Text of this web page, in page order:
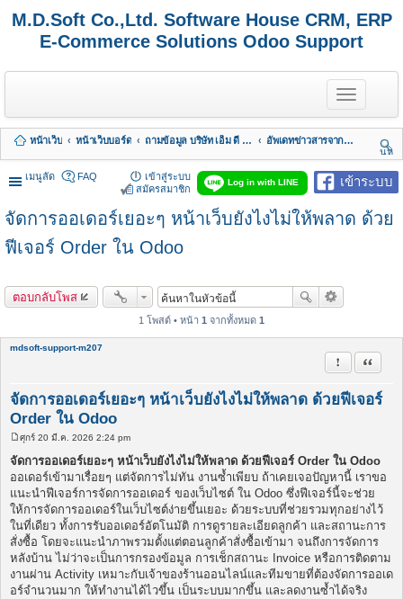
M.D.Soft Co.,Ltd. Software House CRM, ERP
E-Commerce Solutions Odoo Support
T
o
g
l
e
n
a
i
g
หน้าเว็บ หน้าเว็บบอร์ด ถามข้อมูล บริษัท เอ็ม ดี ซอฟต์ จำกัด
อัพเดทข่าวสารจากทางบริษัท
นห
า
เมนูลัด
เข้าระบบ
Log in with LINE
FAQ
เข้าสู่ระบบ
สมัครสมาชิก
จัดการออเดอร์เยอะๆ หน้าเว็บยังไงไม่ให้พลาด ด้วย
ฟีเจอร์ Order ใน Odoo
ตอบกลับโพส
1 โพสต์ • หน้า 1 จากทั้งหมด 1
mdsoft-support-m207
จัดการออเดอร์เยอะๆ หน้าเว็บยังไงไม่ให้พลาด ด้วยฟีเจอร์
Order ใน Odoo
รายงานในข้
อ้างคำ
โ
พ
ส
ต์
ศุกร์ 20 มี.ค. 2026 2:24 pm
จัดการออเดอร์เยอะๆ หน้าเว็บยังไงไม่ให้พลาด ด้วยฟีเจอร์ Order ใน Odoo
ออเดอร์เข้ามาเรื่อยๆ แต่จัดการไม่ทัน งานซ้ำเพียบ ถ้าเคยเจอปัญหานี้ เราขอ
แนะนำฟีเจอร์การจัดการออเดอร์ ของเว็บไซต์ ใน Odoo ซึ่งฟีเจอร์นี้จะช่วย
ให้การจัดการออเดอร์ในเว็บไซต์ง่ายขึ้นเยอะ ด้วยระบบที่ช่วยรวมทุกอย่างไว้
ในที่เดียว ทั้งการรับออเดอร์อัตโนมัติ การดูรายละเอียดลูกค้า และสถานะการ
สั่งซื้อ โดยจะแนะนำภาพรวมตั้งแต่ตอนลูกค้าสั่งซื้อเข้ามา จนถึงการจัดการ
หลังบ้าน ไม่ว่าจะเป็นการกรองข้อมูล การเช็กสถานะ Invoice หรือการติดตาม
งานผ่าน Activity เหมาะกับเจ้าของร้านออนไลน์และทีมขายที่ต้องจัดการออเด
อร์จำนวนมาก ให้ทำงานได้ไวขึ้น เป็นระบบมากขึ้น และลดงานซ้ำได้จริง